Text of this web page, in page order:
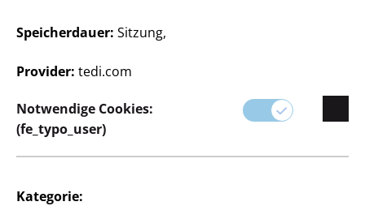
Speicherdauer: Sitzung,
Provider: tedi.com
Notwendige Cookies:
(fe_typo_user)
Kategorie: